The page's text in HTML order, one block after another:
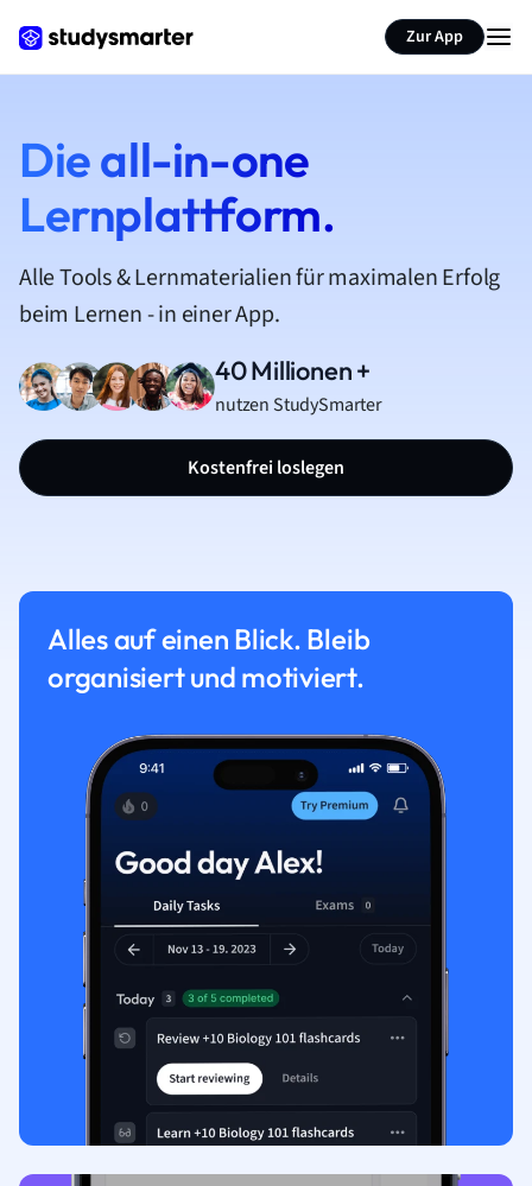
Zur App
Die all-in-one
Lernplattform.
Alle Tools & Lernmaterialien für maximalen Erfolg
beim Lernen - in einer App.
40 Millionen +
nutzen StudySmarter
Kostenfrei loslegen
Alles auf einen Blick. Bleib
organisiert und motiviert.